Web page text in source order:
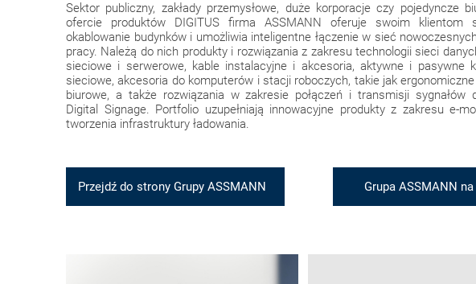
Sektor publiczny, zakłady przemysłowe, duże korporacje czy pojedyncze
ofercie produktów DIGITUS firma ASSMANN oferuje swoim klientom
okablowanie budynków i umożliwia inteligentne łączenie w sieć
pracy. Należą do nich produkty i rozwiązania z zakresu technologii sieci
sieciowe i serwerowe, kable instalacyjne i akcesoria, aktywne i pasywne
sieciowe, akcesoria do komputerów i stacji roboczych, takie jak
biurowe, a także rozwiązania w zakresie połączeń i transmisji sygnałów
Digital Signage. Portfolio uzupełniają innowacyjne produkty z zakresu e-
tworzenia infrastruktury ładowania.
Przejdź do strony Grupy ASSMANN Grupa ASSMANN